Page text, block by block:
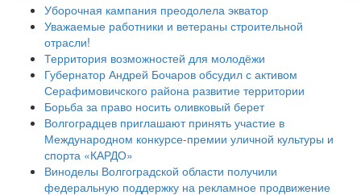
Уборочная кампания преодолела экватор
Уважаемые работники и ветераны строительной
отрасли!
Территория возможностей для молодёжи
Губернатор Андрей Бочаров обсудил с активом
Серафимовичского района развитие территории
Борьба за право носить оливковый берет
Волгоградцев приглашают принять участие в
Международном конкурсе-премии уличной культуры и
спорта «КАРДО»
Виноделы Волгоградской области получили
федеральную поддержку на рекламное продвижение